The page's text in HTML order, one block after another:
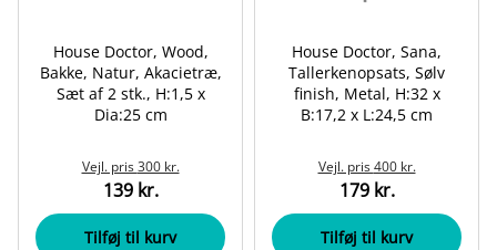
House Doctor, Wood,
Bakke, Natur, Akacietræ,
Sæt af 2 stk., H:1,5 x
Dia:25 cm
Vejl. pris300 kr.
139 kr.
Tilføj til kurv
House Doctor, Sana,
Tallerkenopsats, Sølv
finish, Metal, H:32 x
B:17,2 x L:24,5 cm
Vejl. pris400 kr.
179 kr.
Tilføj til kurv